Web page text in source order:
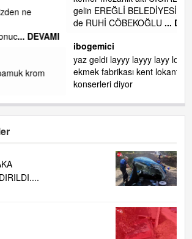
o boruları zamanında tüm ereğli
... DEVAMI
layyy layy lom festivalleri başladı biz halk
kent lokantası diyoruz ağacum yaz